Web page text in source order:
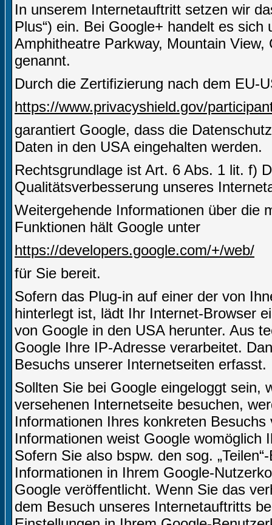
In unserem Internetauftritt setzen wir
Plus“) ein. Bei Google+ handelt es
Amphitheatre Parkway, Mountain View,
genannt.
Durch die Zertifizierung nach dem EU-
https://www.privacyshield.gov/
garantiert Google, dass die
Daten in den USA eingehalten werden.
Rechtsgrundlage ist Art. 6 Abs. 1 lit. f)
Qualitätsverbesserung unseres
Weitergehende Informationen über die
Funktionen hält Google unter
https://developers.google.com/+/web/
für Sie bereit.
Sofern das Plug-in auf einer der von
hinterlegt ist, lädt Ihr Internet-Browser
von Google in den USA herunter. Aus
Google Ihre IP-Adresse verarbeitet.
Besuchs unserer Internetseiten erfasst.
Sollten Sie bei Google eingeloggt sein,
versehenen Internetseite besuchen,
Informationen Ihres konkreten
Informationen weist Google womöglich
Sofern Sie also bspw. den sog.
Informationen in Ihrem Google-
Google veröffentlicht. Wenn Sie das
dem Besuch unseres Internetauftritts